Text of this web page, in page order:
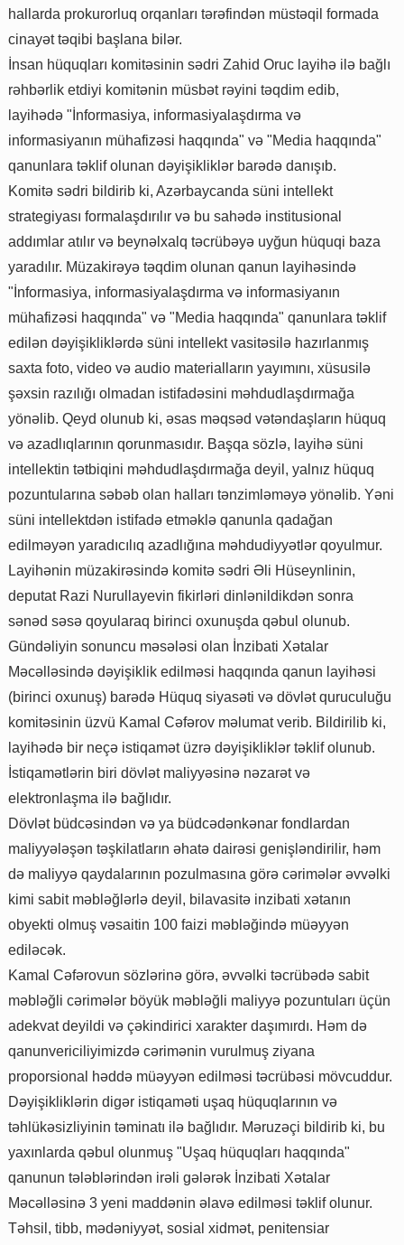
hallarda prokurorluq orqanları tərəfindən müstəqil formada
cinayət təqibi başlana bilər.
İnsan hüquqları komitəsinin sədri Zahid Oruc layihə ilə bağlı
rəhbərlik etdiyi komitənin müsbət rəyini təqdim edib,
layihədə "İnformasiya, informasiyalaşdırma və
informasiyanın mühafizəsi haqqında" və "Media haqqında"
qanunlara təklif olunan dəyişikliklər barədə danışıb.
Komitə sədri bildirib ki, Azərbaycanda süni intellekt
strategiyası formalaşdırılır və bu sahədə institusional
addımlar atılır və beynəlxalq təcrübəyə uyğun hüquqi baza
yaradılır. Müzakirəyə təqdim olunan qanun layihəsində
"İnformasiya, informasiyalaşdırma və informasiyanın
mühafizəsi haqqında" və "Media haqqında" qanunlara təklif
edilən dəyişikliklərdə süni intellekt vasitəsilə hazırlanmış
saxta foto, video və audio materialların yayımını, xüsusilə
şəxsin razılığı olmadan istifadəsini məhdudlaşdırmağa
yönəlib. Qeyd olunub ki, əsas məqsəd vətəndaşların hüquq
və azadlıqlarının qorunmasıdır. Başqa sözlə, layihə süni
intellektin tətbiqini məhdudlaşdırmağa deyil, yalnız hüquq
pozuntularına səbəb olan halları tənzimləməyə yönəlib. Yəni
süni intellektdən istifadə etməklə qanunla qadağan
edilməyən yaradıcılıq azadlığına məhdudiyyətlər qoyulmur.
Layihənin müzakirəsində komitə sədri Əli Hüseynlinin,
deputat Razi Nurullayevin fikirləri dinlənildikdən sonra
sənəd səsə qoyularaq birinci oxunuşda qəbul olunub.
Gündəliyin sonuncu məsələsi olan İnzibati Xətalar
Məcəlləsində dəyişiklik edilməsi haqqında qanun layihəsi
(birinci oxunuş) barədə Hüquq siyasəti və dövlət quruculuğu
komitəsinin üzvü Kamal Cəfərov məlumat verib. Bildirilib ki,
layihədə bir neçə istiqamət üzrə dəyişikliklər təklif olunub.
İstiqamətlərin biri dövlət maliyyəsinə nəzarət və
elektronlaşma ilə bağlıdır.
Dövlət büdcəsindən və ya büdcədənkənar fondlardan
maliyyələşən təşkilatların əhatə dairəsi genişləndirilir, həm
də maliyyə qaydalarının pozulmasına görə cərimələr əvvəlki
kimi sabit məbləğlərlə deyil, bilavasitə inzibati xətanın
obyekti olmuş vəsaitin 100 faizi məbləğində müəyyən
ediləcək.
Kamal Cəfərovun sözlərinə görə, əvvəlki təcrübədə sabit
məbləğli cərimələr böyük məbləğli maliyyə pozuntuları üçün
adekvat deyildi və çəkindirici xarakter daşımırdı. Həm də
qanunvericiliyimizdə cərimənin vurulmuş ziyana
proporsional həddə müəyyən edilməsi təcrübəsi mövcuddur.
Dəyişikliklərin digər istiqaməti uşaq hüquqlarının və
təhlükəsizliyinin təminatı ilə bağlıdır. Məruzəçi bildirib ki, bu
yaxınlarda qəbul olunmuş "Uşaq hüquqları haqqında"
qanunun tələblərindən irəli gələrək İnzibati Xətalar
Məcəlləsinə 3 yeni maddənin əlavə edilməsi təklif olunur.
Təhsil, tibb, mədəniyyət, sosial xidmət, penitensiar